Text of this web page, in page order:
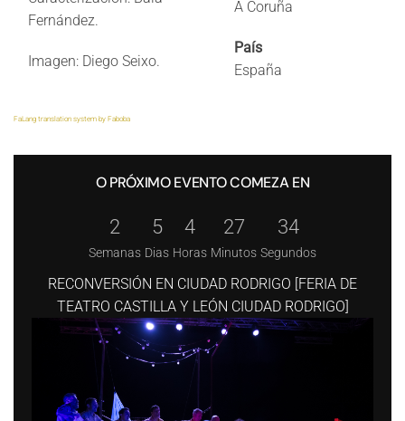
Fernández.
Imagen: Diego Seixo.
A Coruña
País
España
FaLang translation system by Faboba
O PRÓXIMO EVENTO COMEZA EN
2
Semanas
5
Dias
4
Horas
27
Minutos
33
Segundos
RECONVERSIÓN EN CIUDAD RODRIGO [FERIA DE
TEATRO CASTILLA Y LEÓN CIUDAD RODRIGO]